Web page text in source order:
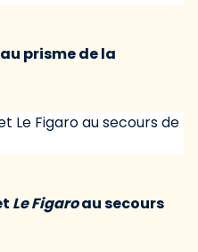
prisme de la
Le Figaroau secours